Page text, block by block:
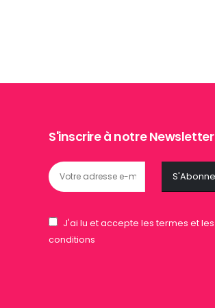
S'inscrire à notre Newsletter
J'ai lu et accepte les termes et les
conditions